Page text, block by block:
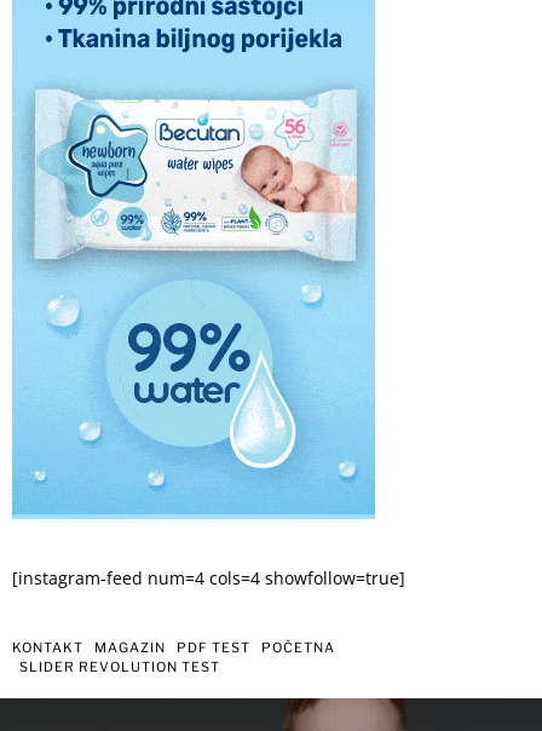
[instagram-feed num=4 cols=4 showfollow=true]
KONTAKT MAGAZIN PDF TEST
POČETNA
SLIDER REVOLUTION TEST